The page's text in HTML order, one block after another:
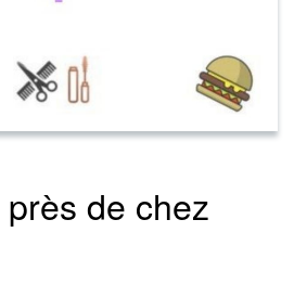
de chez